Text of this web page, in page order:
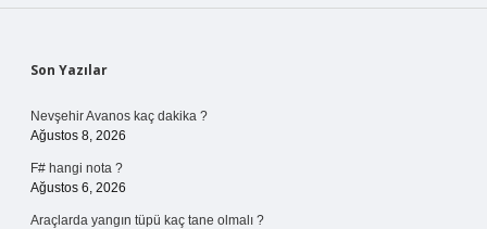
Sidebar
Son Yazılar
Nevşehir Avanos kaç dakika ?
Ağustos 8, 2026
F# hangi nota ?
Ağustos 6, 2026
Araçlarda yangın tüpü kaç tane olmalı ?